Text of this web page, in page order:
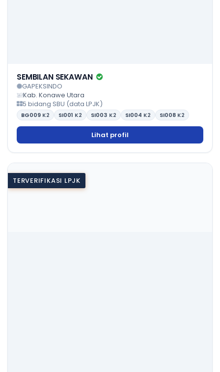
SEMBILAN SEKAWAN
GAPEKSINDO
Kab. Konawe Utara
5 bidang SBU (data LPJK)
BG009 K2 SI001 K2 SI003 K2 SI004 K2 SI008 K2
Lihat profil
TERVERIFIKASI LPJK